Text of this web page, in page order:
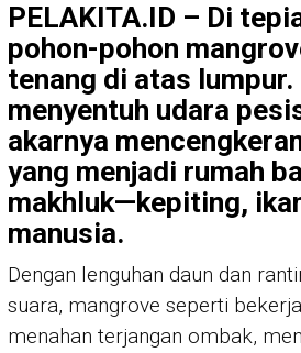
PELAKITA.ID – Di
pohon-pohon
tenang di atas lumpur.
menyentuh udara
akarnya
yang menjadi rumah
makhluk—kepiting,
manusia.
Dengan lenguhan daun dan
suara, mangrove seperti
menahan terjangan ombak,